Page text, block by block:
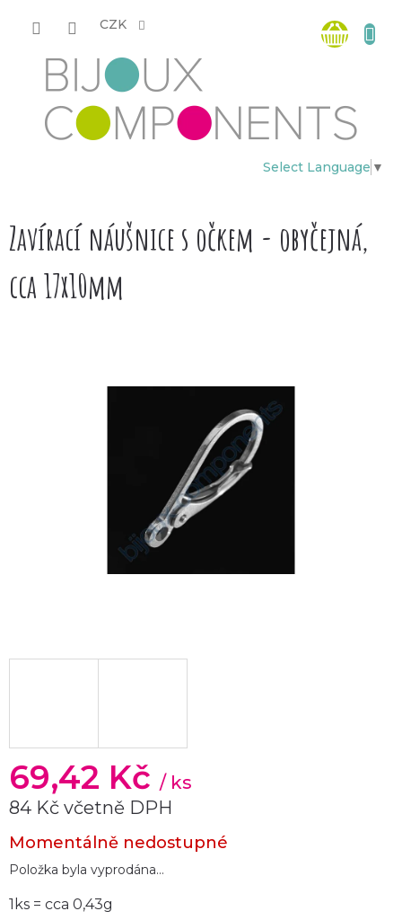
CZK
Select Language ▼
košík
Zavírací náušnice s očkem - obyčejná,
cca 17x10mm
69,42 Kč / ks
84 Kč včetně DPH
Měrná
cena:
Momentálně nedostupné
Položka byla vyprodána…
1ks = cca 0,43g